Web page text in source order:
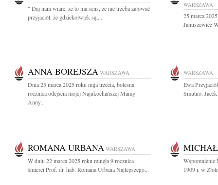
" Daj nam wiarę, że to ma sens, że nie trzeba żałować
przyjaciół, że gdziekolwiek są,...
WARSZAWA
25 marca
Januszewicz
ANNA BOREJSZA WARSZAWA
Dnia 25 marca 2025 roku mija trzecia, bolesna
rocznica odejścia mojej Najukochańszej Mamy
Anny...
WARSZAWA
Ewa
Smutno. Jacek
ROMANA URBANA WARSZAWA
W dniu 22 marca 2025 roku minęła 9 rocznica
śmierci Prof. dr. hab. Romana Urbana Najlepszego...
Wspomnienie
1909 r. w